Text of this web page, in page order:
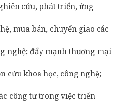
cứu, phát triển, ứng
mua bán, chuyển giao các
nghệ; đẩy mạnh thương mại
cứu khoa học, công nghệ;
công tư trong việc triển